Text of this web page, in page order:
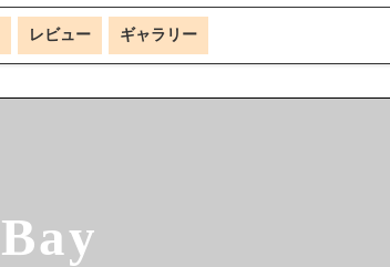
レビュー ギャラリー